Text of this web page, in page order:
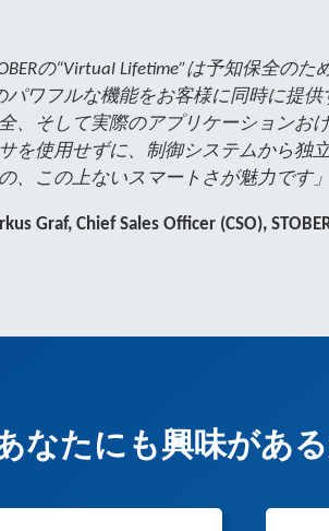
の“Virtual Lifetime”は予知保全の
パワフルな機能をお客様に同時に提
、そして実際のアプリケーションお
を使用せずに、制御システムから独
、この上ないスマートさが魅力です」
Graf, Chief Sales Officer (CSO),
なたにも興味があ